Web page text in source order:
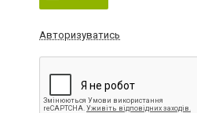
Авторизуватись